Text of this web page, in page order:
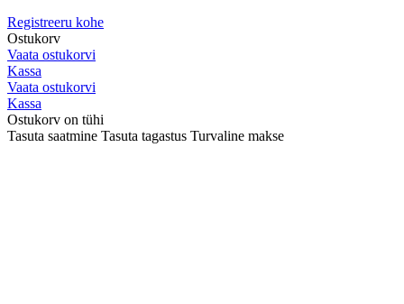
Registreeru kohe
Ostukorv
Vaata ostukorvi
Kassa
Vaata ostukorvi
Kassa
Ostukorv on tühi
Tasuta saatmine Tasuta tagastus Turvaline makse